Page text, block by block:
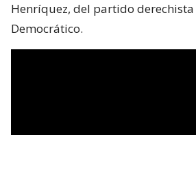
Henríquez, del partido derechista
Democrático.